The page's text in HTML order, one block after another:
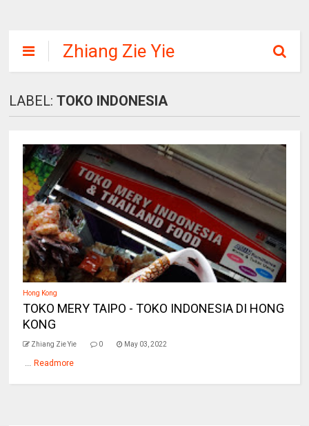
Zhiang Zie Yie
LABEL:TOKO INDONESIA
Hong Kong
TOKO MERY TAIPO - TOKO INDONESIA DI HONG
KONG
Zhiang Zie Yie 0 May 03, 2022
... Readmore